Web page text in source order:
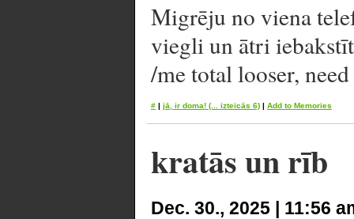
Migrēju no viena
viegli un ātri
/me total looser,
# | jā, ir doma! (... izteicās 6) | Add to Memories
kratās un rīb
Dec. 30., 2025 | 11:56